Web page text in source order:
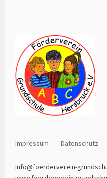
Impressum Datenschutz
info@foerderverein-